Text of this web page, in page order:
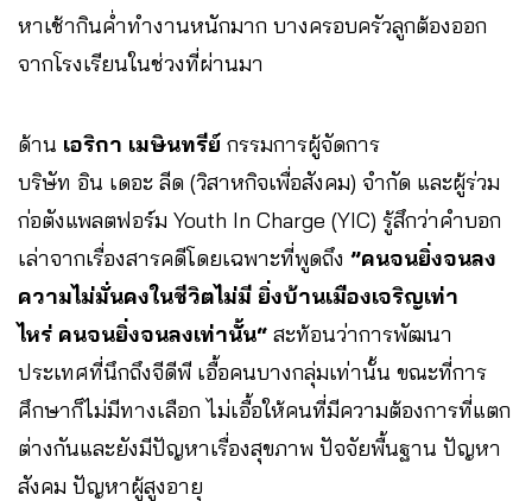
หาเช้ากินค่ำทำงานหนักมาก บางครอบครัวลูกต้องออก
จากโรงเรียนในช่วงที่ผ่านมา
ด้าน เอริกา เมษินทรีย์ กรรมการผู้จัดการ
บริษัท อิน เดอะ ลีด (วิสาหกิจเพื่อสังคม) จำกัด และผู้ร่วม
ก่อตังแพลตฟอร์ม Youth In Charge (YIC) รู้สึกว่าคำบอก
เล่าจากเรื่องสารคดีโดยเฉพาะที่พูดถึง ”คนจนยิ่งจนลง
ความไม่มั่นคงในชีวิตไม่มี ยิ่งบ้านเมืองเจริญเท่า
ไหร่ คนจนยิ่งจนลงเท่านั้น“ สะท้อนว่าการพัฒนา
ประเทศที่นึกถึงจีดีพี เอื้อคนบางกลุ่มเท่านั้น ขณะที่การ
ศึกษาก็ไม่มีทางเลือก ไม่เอื้อให้คนที่มีความต้องการที่แตก
ต่างกันและยังมีปัญหาเรื่องสุขภาพ ปัจจัยพื้นฐาน ปัญหา
สังคม ปัญหาผู้สูงอายุ